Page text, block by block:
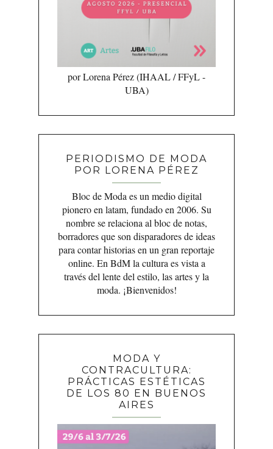
por Lorena Pérez (IHAAL / FFyL -
UBA)
PERIODISMO DE MODA
POR LORENA PÉREZ
Bloc de Moda es un medio digital
pionero en latam, fundado en 2006. Su
nombre se relaciona al bloc de notas,
borradores que son disparadores de ideas
para contar historias en un gran reportaje
online. En BdM la cultura es vista a
través del lente del estilo, las artes y la
moda. ¡Bienvenidos!
MODA Y
CONTRACULTURA:
PRÁCTICAS ESTÉTICAS
DE LOS 80 EN BUENOS
AIRES